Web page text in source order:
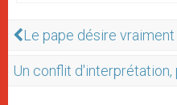
Le pape désire
Un conflit d'interprétation,